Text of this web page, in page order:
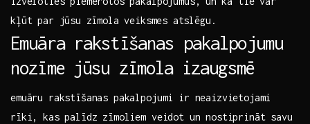
kļūt par jūsu⁣ zīmola⁣ veiksmes⁤ atslēgu.
Emuāra rakstīšanas pakalpojumu
nozīme ⁢jūsu zīmola⁣ izaugsmē
emuāru rakstīšanas pakalpojumi ir neaizvietojami⁣
rīki, kas palīdz zīmoliem veidot un nostiprināt savu